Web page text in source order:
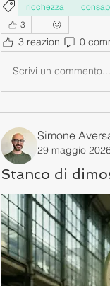
ricchezza
3
3 reazioni 0
Scrivi un commento...
Simone
29 maggio
Stanco di